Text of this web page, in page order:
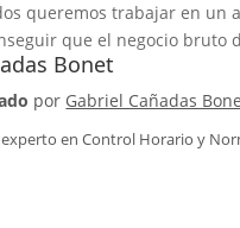
queremos trabajar en un
que el negocio
Bonet
por Gabriel Cañadas
en Control Horario y